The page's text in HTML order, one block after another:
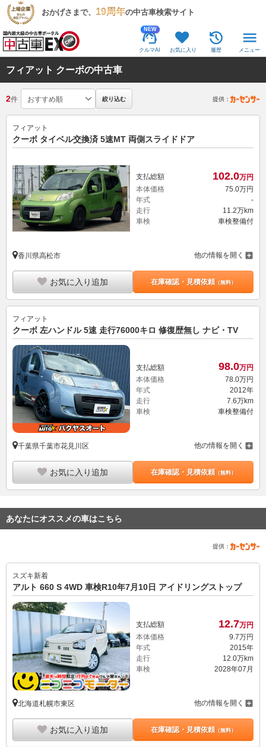
おかげさまで、 19周年の中古車検索サイト
NEW
クルマAI お気に入り 履歴 メニュー
フィアット クーボの中古車
2件 絞り込む 提供：
フィアット
クーボ タイベル交換済 5速MT 両側スライドドア
支払総額 102.0万円
本体価格
75. 0万円
年式
-
走行
11.2万km
車検
車検整備付
香川県高松市 他の情報を開く
お気に入り追加 在庫確認・見積依頼（無料）
フィアット
クーボ 左ハンドル 5速 走行76000キロ 修復歴無し ナビ・TV
支払総額 98.0万円
本体価格
78.0万円
年式
2012年
走行
7.6万km
車検
車検整備付
千葉県千葉市花見川区 他の情報を開く
お気に入り追加 在庫確認・見積依頼（無料）
あなたにオススメの車はこちら
提供：
スズキ新着
アルト 660 S 4WD 車検R10年7月10日 アイドリングストップ
支払総額 12.7万円
本体価格
9. 7万円
年式
2015年
走行
12.0万km
車検
2028年07月
北海道札幌市東区 他の情報を開く
お気に入り追加 在庫確認・見積依頼（無料）